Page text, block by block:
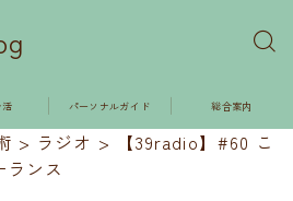
パーソナルガイド 総合案内
> ラジオ >
【39radio】#60 こ
ンス